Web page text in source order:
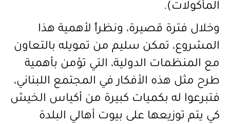
المأكولات).
وخلال فترة قصيرة، ونظراً لأهمية هذا
المشروع، تمكن سليم من تمويله بالتعاون
مع المنظمات الدولية، التي تؤمن بأهمية
طرح مثل هذه الأفكار في المجتمع اللبناني،
فتبرعوا له بكميات كبيرة من أكياس الخيش
كي يتم توزيعها على بيوت أهالي البلدة